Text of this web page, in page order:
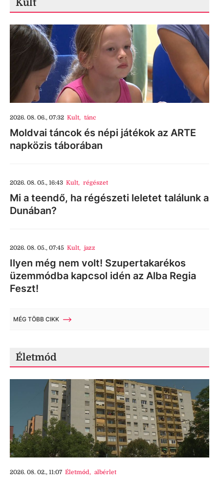
Kult
2026. 08. 06., 07:32 Kult, tánc
Moldvai táncok és népi játékok az ARTE
napközis táborában
2026. 08. 05., 16:43 Kult, régészet
Mi a teendő, ha régészeti leletet találunk a
Dunában?
2026. 08. 05., 07:45 Kult, jazz
Ilyen még nem volt! Szupertakarékos
üzemmódba kapcsol idén az Alba Regia
Feszt!
MÉG TÖBB CIKK
Életmód
2026. 08. 02., 11:07 Életmód, albérlet